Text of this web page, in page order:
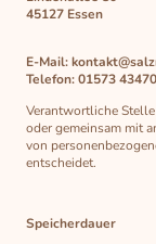
45127 Essen
E-Mail:
Telefon: 01573
Verantwortliche
oder gemeinsam mit
von
entscheidet.
Speicherdauer